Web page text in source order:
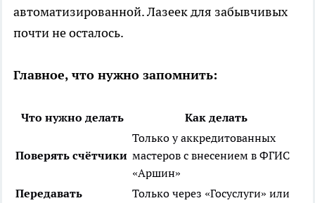
автоматизированной. Лазеек для забывчивых
почти не осталось.
Главное, что нужно запомнить:
Что нужно делать Как делать
Поверять счётчики
Только у аккредитованных
мастеров с внесением в ФГИС
«Аршин»
Передавать
Только через «Госуслуги» или